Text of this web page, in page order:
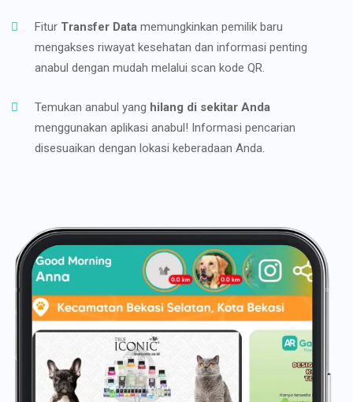
Fitur Transfer Data memungkinkan pemilik baru
mengakses riwayat kesehatan dan informasi penting
anabul dengan mudah melalui scan kode QR.
Temukan anabul yang hilang di sekitar Anda
menggunakan aplikasi anabul! Informasi pencarian
disesuaikan dengan lokasi keberadaan Anda.